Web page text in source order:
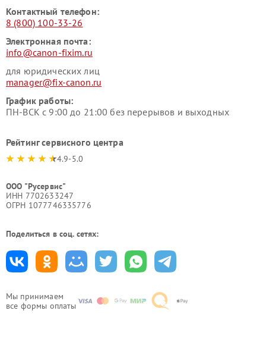
Мы принимаем
все формы оплаты
Контактный телефон:
8 (800) 100-33-26
Электронная почта:
info@canon-fixim.ru
для юридических лиц
manager@fix-canon.ru
График работы:
ПН-ВСК с 9:00 до 21:00 без перерывов и выходных
Рейтинг сервисного центра
4.9-5.0
ООО "Русервис"
ИНН 7702633247
ОГРН 1077746335776
Поделиться в соц. сетях: